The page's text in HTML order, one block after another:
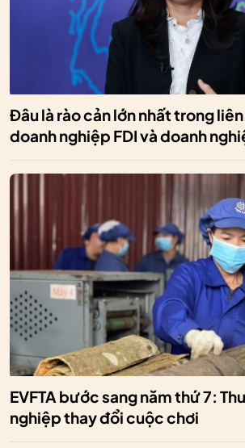
Đâu là rào cản lớn nhất trong
doanh nghiệp FDI và doanh
EVFTA bước sang năm thứ 7:
nghiệp thay đổi cuộc chơi